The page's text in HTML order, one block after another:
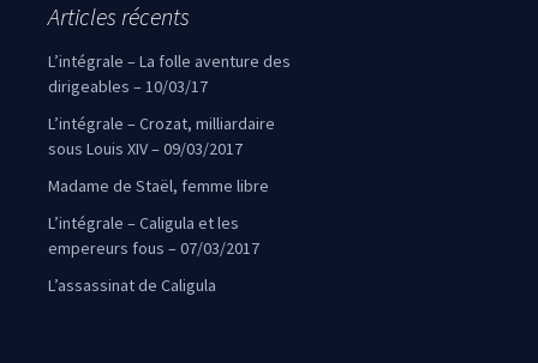
Articles récents
L’intégrale – La folle aventure des
dirigeables – 10/03/17
L’intégrale – Crozat, milliardaire
sous Louis XIV – 09/03/2017
Madame de Staël, femme libre
L’intégrale – Caligula et les
empereurs fous – 07/03/2017
L’assassinat de Caligula